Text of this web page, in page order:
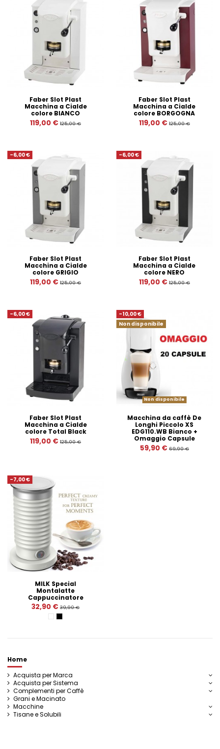
Faber Slot Plast
Macchina a Cialde
colore BIANCO
119,00 € 125,00 €
Faber Slot Plast
Macchina a Cialde
colore BORGOGNA
119,00 € 125,00 €
-6,00 €
Faber Slot Plast
Macchina a Cialde
colore GRIGIO
119,00 € 125,00 €
-6,00 €
Faber Slot Plast
Macchina a Cialde
colore NERO
119,00 € 125,00 €
-6,00 €
Faber Slot Plast
Macchina a Cialde
colore Total Black
119,00 € 125,00 €
-10,00 €
Non disponibile
Non disponibile
Macchina da caffè De
Longhi Piccolo XS
EDG110.WB Bianco +
Omaggio Capsule
59,90 € 69,90 €
-7,00 €
MILK Special
Montalatte
Cappuccinatore
32,90 € 39,90 €
Bianco
Nero
Home
Acquista per Marca
Acquista per Sistema
Complementi per Caffè
Grani e Macinato
Macchine
Tisane e Solubili